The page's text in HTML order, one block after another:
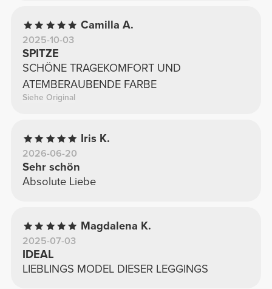
Camilla A.
2025-10-03
SPITZE
SCHÖNE TRAGEKOMFORT UND
ATEMBERAUBENDE FARBE
Siehe Original
Iris K.
2026-06-20
Sehr schön
Absolute Liebe
Magdalena K.
2025-07-03
IDEAL
LIEBLINGS MODEL DIESER LEGGINGS